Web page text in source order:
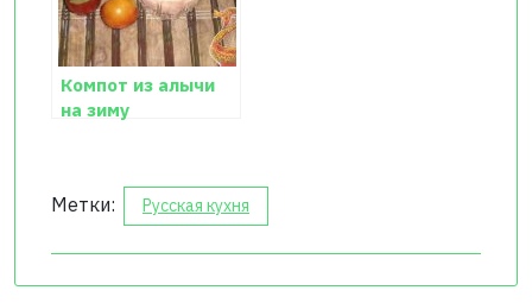
Компот из алычи
на зиму
Метки: Русская кухня